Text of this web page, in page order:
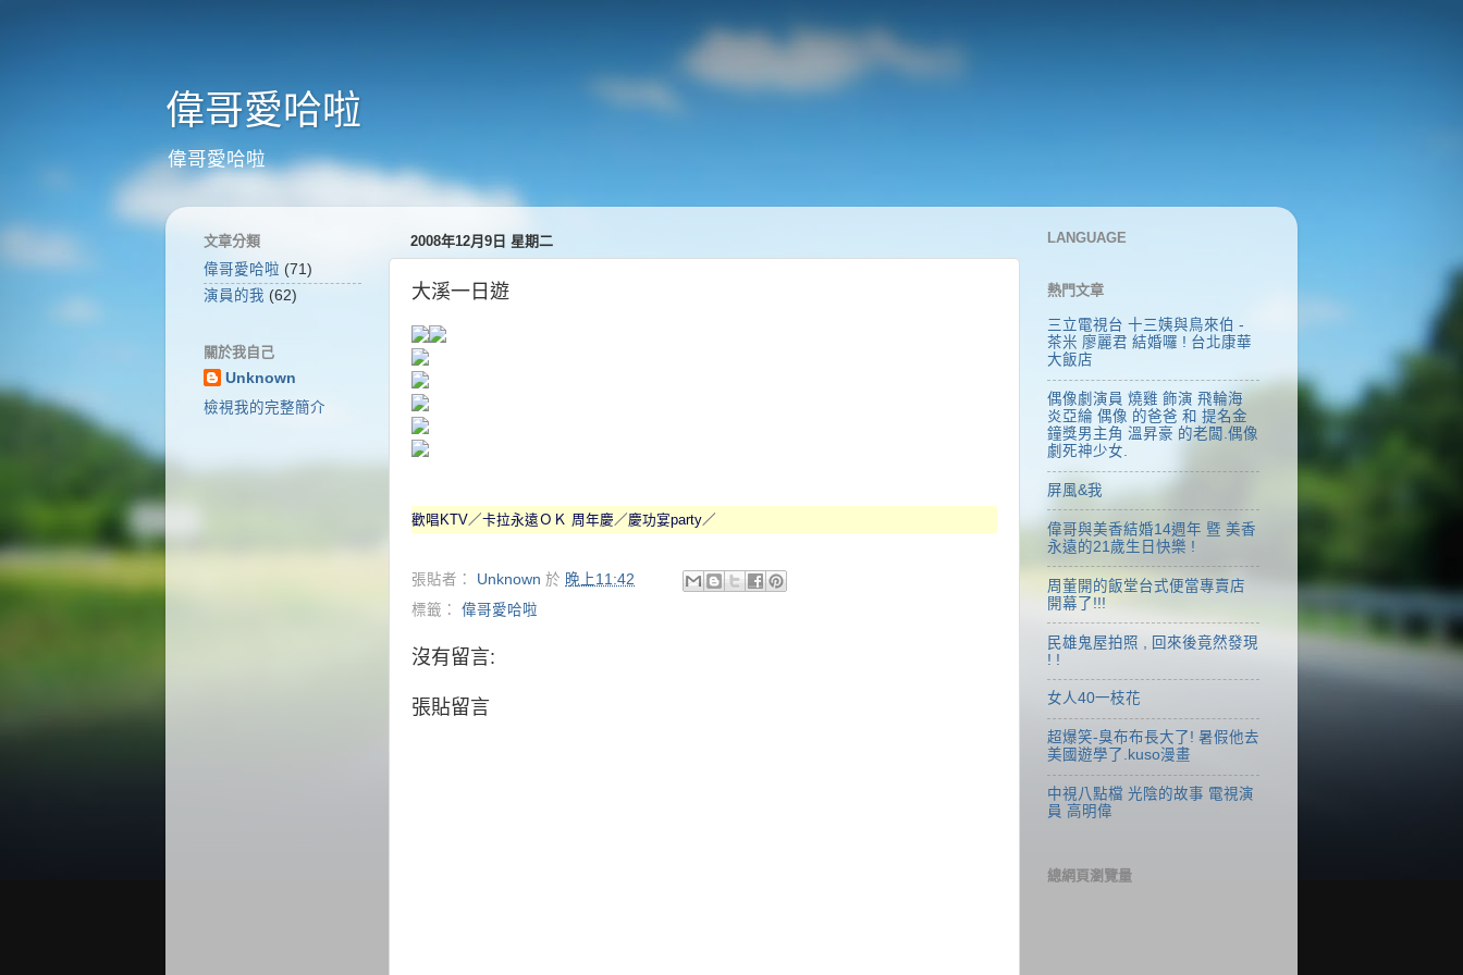
偉哥愛哈啦
偉哥愛哈啦
2008年12月9日 星期二
大溪一日遊
歡唱 KTV／卡拉永遠ＯＫ 周年慶／慶功宴party／
張貼者： Unknown 於 晚上11:42
標籤： 偉哥愛哈啦
沒有留言:
張貼留言
文章分類
偉哥愛哈啦 (71)
演員的我 (62)
關於我自己
Unknown
檢視我的完整簡介
LANGUAGE
熱門文章
三立電視台 十三姨與鳥來伯 -
茶米 廖麗君 結婚囉 ! 台北康華
大飯店
偶像劇演員 燒雞 飾演 飛輪海
炎亞綸 偶像 的爸爸 和 提名金
鐘獎男主角 溫昇豪 的老闆.偶像
劇死神少女.
屏風&我
偉哥與美香結婚14週年 暨 美香
永遠的21歲生日快樂 !
周董開的飯堂台式便當專賣店
開幕了!!!
民雄鬼屋拍照 , 回來後竟然發現
! !
女人40一枝花
超爆笑-臭布布長大了! 暑假他去
美國遊學了.kuso漫畫
中視八點檔 光陰的故事 電視演
員 高明偉
總網頁瀏覽量